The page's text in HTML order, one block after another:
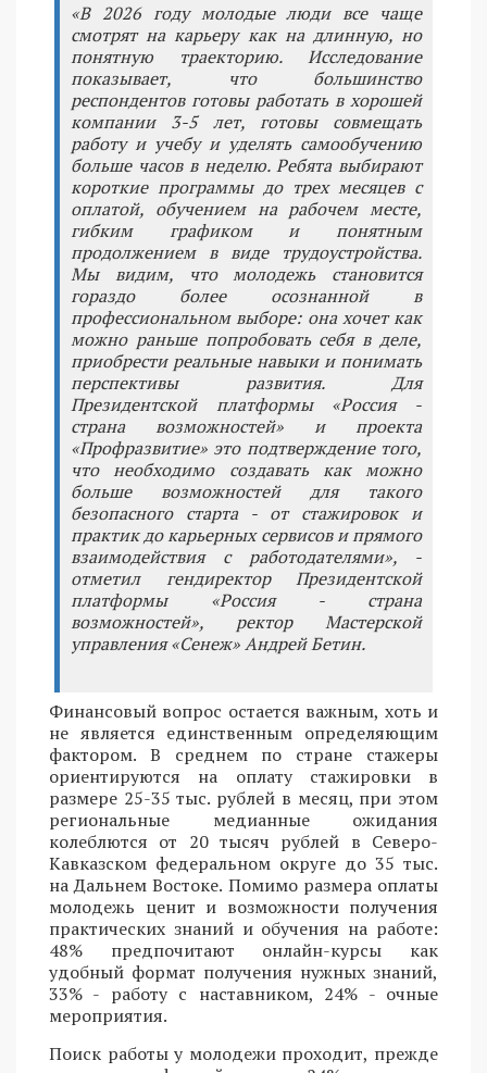
«В 2026 году молодые люди все чаще
смотрят на карьеру как на длинную, но
понятную траекторию. Исследование
показывает, что большинство
респондентов готовы работать в хорошей
компании 3-5 лет, готовы совмещать
работу и учебу и уделять самообучению
больше часов в неделю. Ребята выбирают
короткие программы до трех месяцев с
оплатой, обучением на рабочем месте,
гибким графиком и понятным
продолжением в виде трудоустройства.
Мы видим, что молодежь становится
гораздо более осознанной в
профессиональном выборе: она хочет как
можно раньше попробовать себя в деле,
приобрести реальные навыки и понимать
перспективы развития. Для
Президентской платформы «Россия -
страна возможностей» и проекта
«Профразвитие» это подтверждение того,
что необходимо создавать как можно
больше возможностей для такого
безопасного старта - от стажировок и
практик до карьерных сервисов и прямого
взаимодействия с работодателями», -
отметил гендиректор Президентской
платформы «Россия - страна
возможностей», ректор Мастерской
управления «Сенеж» Андрей Бетин.
Финансовый вопрос остается важным, хоть и
не является единственным определяющим
фактором. В среднем по стране стажеры
ориентируются на оплату стажировки в
размере 25-35 тыс. рублей в месяц, при этом
региональные медианные ожидания
колеблются от 20 тысяч рублей в Северо-
Кавказском федеральном округе до 35 тыс.
на Дальнем Востоке. Помимо размера оплаты
молодежь ценит и возможности получения
практических знаний и обучения на работе:
48% предпочитают онлайн-курсы как
удобный формат получения нужных знаний,
33% - работу с наставником, 24% - очные
мероприятия.
Поиск работы у молодежи проходит, прежде